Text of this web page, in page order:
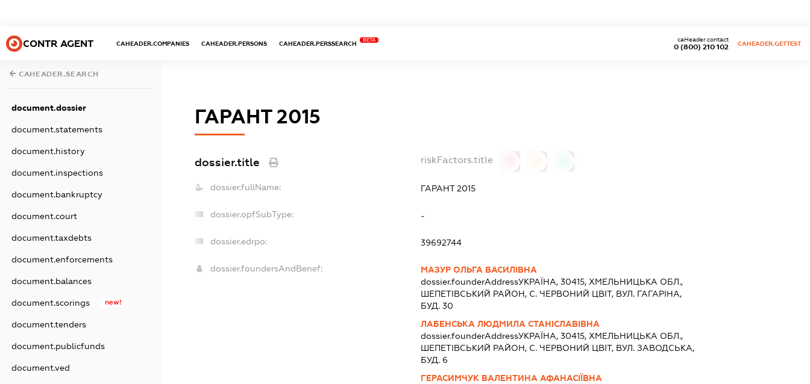
CONTR AGENT CAHEADER.COMPANIES CAHEADER.PERSONS CAHEADER.PERSSEARCH
BETA
0 (800) 210 102
caHeader.contact
CAHEADER.GETTEST
CAHEADER.SEARCH
document.dossier
document.statements
document.history
document.inspections
document.bankruptcy
document.court
document.taxdebts
document.enforcements
document.balances
document.scorings new!
document.tenders
document.publicfunds
document.ved
ГАРАНТ 2015
dossier.title riskFactors.title
dossier.fullName: ГАРАНТ 2015
dossier.opfSubType: -
dossier.edrpo: 39692744
dossier.foundersAndBenef:
МАЗУР ОЛЬГА ВАСИЛІВНА
dossier.founderAddressУКРАЇНА, 30415, ХМЕЛЬНИЦЬКА ОБЛ.,
ШЕПЕТIВСЬКИЙ РАЙОН, С. ЧЕРВОНИЙ ЦВІТ, ВУЛ. ГАГАРІНА,
БУД. 30
ЛАБЕНСЬКА ЛЮДМИЛА СТАНІСЛАВІВНА
dossier.founderAddressУКРАЇНА, 30415, ХМЕЛЬНИЦЬКА ОБЛ.,
ШЕПЕТIВСЬКИЙ РАЙОН, С. ЧЕРВОНИЙ ЦВІТ, ВУЛ. ЗАВОДСЬКА,
БУД. 6
ГЕРАСИМЧУК ВАЛЕНТИНА АФАНАСІЇВНА